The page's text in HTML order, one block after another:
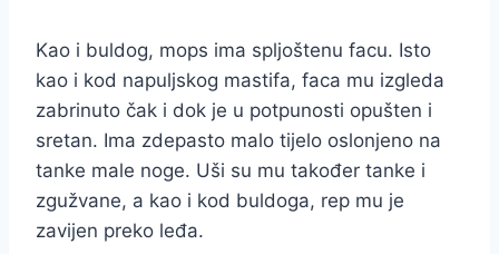
Kao i buldog, mops ima spljoštenu facu. Isto
kao i kod napuljskog mastifa, faca mu izgleda
zabrinuto čak i dok je u potpunosti opušten i
sretan. Ima zdepasto malo tijelo oslonjeno na
tanke male noge. Uši su mu također tanke i
zgužvane, a kao i kod buldoga, rep mu je
zavijen preko leđa.